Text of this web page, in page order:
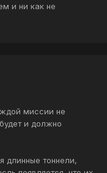
и ни как не
миссии не
и должно
длинные тоннели,